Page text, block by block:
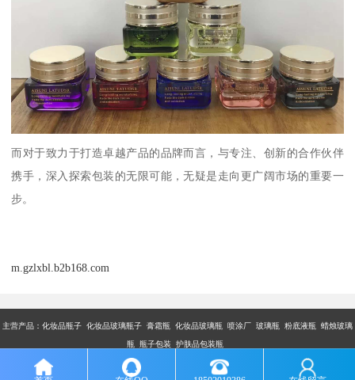
而对于致力于打造卓越产品的品牌而言，与专注、创新的合作伙伴
携手，深入探索包装的无限可能，无疑是走向更广阔市场的重要一
步。
m.gzlxbl.b2b168.com
主营产品： 化妆品瓶子 化妆品玻璃瓶子 膏霜瓶 化妆品玻璃瓶 喷涂厂 玻璃瓶 粉底液瓶 蜡烛玻璃
瓶 瓶子包装 护肤品包装瓶
版权所有：广州市乐鑫玻璃制品有限公司